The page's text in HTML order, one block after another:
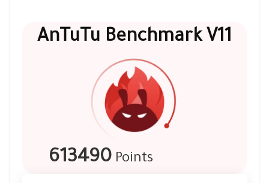
AnTuTu Benchmark V11
613490 Points